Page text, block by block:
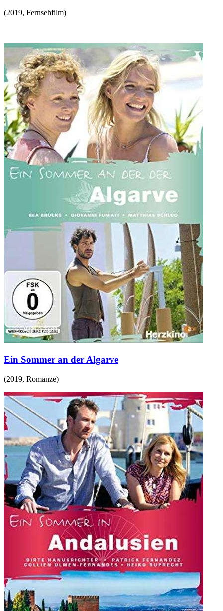
(2019, Fernsehfilm)
Ein Sommer an der Algarve
(2019, Romanze)